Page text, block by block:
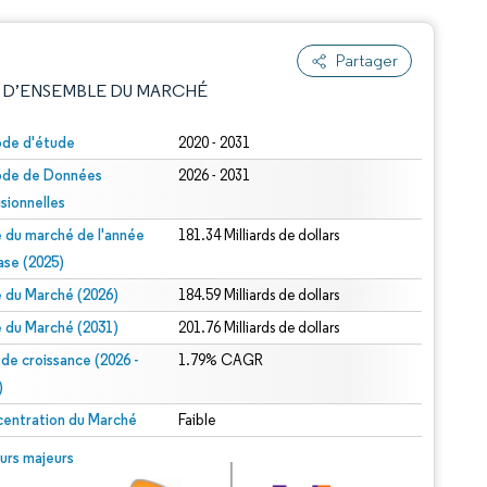
Partager
DU MARCHÉ
d'étude 2020 - 2031
de Données
2026 - 2031
du marché de l'année
(2025)
181.34 Milliards de dollars
du Marché (2026) 184.59 Milliards de dollars
du Marché (2031) 201.76 Milliards de dollars
croissance (2026 -
1.79% CAGR
du Marché Faible
majeurs
© Mordor Intelligence. La réutilisation nécessite une attribution sous CC BY 4.0.
sous CC BY 4.0.